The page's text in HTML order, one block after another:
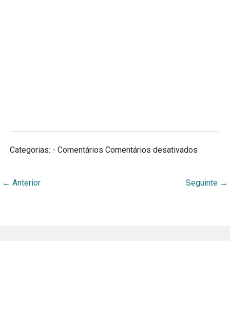
Categorias: - Comentários Comentários desativadosem
← Anterior Seguinte →